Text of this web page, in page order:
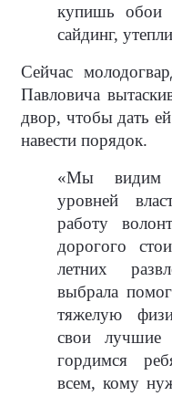
купишь обои
сайдинг,
Сейчас
Павловича
двор, чтобы дать
навести порядок.
«Мы видим
уровней
работу
дорогого
летних
выбрала
тяжелую
свои лучшие
гордимся
всем, кому